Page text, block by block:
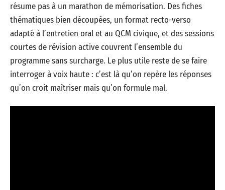
résume pas à un marathon de mémorisation. Des fiches
thématiques bien découpées, un format recto-verso
adapté à l’entretien oral et au QCM civique, et des sessions
courtes de révision active couvrent l’ensemble du
programme sans surcharge. Le plus utile reste de se faire
interroger à voix haute : c’est là qu’on repère les réponses
qu’on croit maîtriser mais qu’on formule mal.